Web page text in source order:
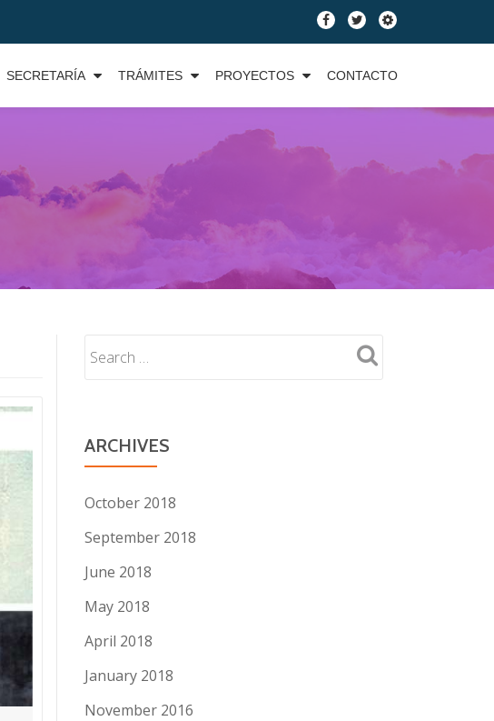
fa-
facebook
fa-
twitter
fa-
cog
SECRETARÍA TRÁMITES PROYECTOS CONTACTO
ARCHIVES
October 2018
September 2018
June 2018
May 2018
April 2018
January 2018
November 2016